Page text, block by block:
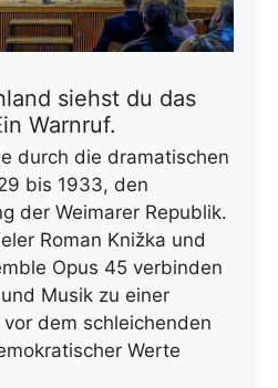
siehst du das
Warnruf.
durch die dramatischen
bis 1933, den
der Weimarer Republik.
Roman Knižka und
Opus 45 verbinden
Musik zu einer
vor dem schleichenden
Werte